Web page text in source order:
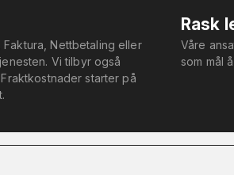
Nettbetaling eller
Vi tilbyr også
starter på
Rask
Våre
som mål